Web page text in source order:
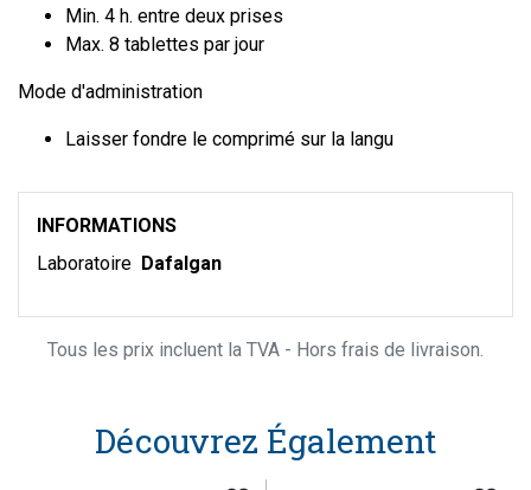
Min. 4 h. entre deux prises
Max. 8 tablettes par jour
Mode d'administration
Laisser fondre le comprimé sur la langu
INFORMATIONS
Laboratoire Dafalgan
Tous les prix incluent la TVA - Hors frais de livraison.
Découvrez Également